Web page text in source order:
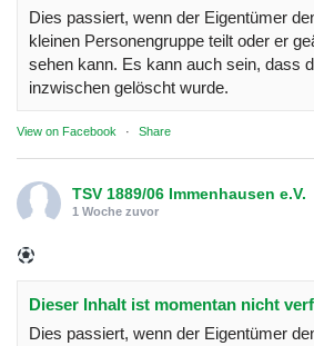
Dies passiert, wenn der Eigentümer
kleinen Personengruppe teilt oder er
sehen kann. Es kann auch sein, dass
inzwischen gelöscht wurde.
View on Facebook · Share
TSV 1889/06 Immenhausen e.V.
1 Woche zuvor
Dieser Inhalt ist momentan nicht
Dies passiert, wenn der Eigentümer